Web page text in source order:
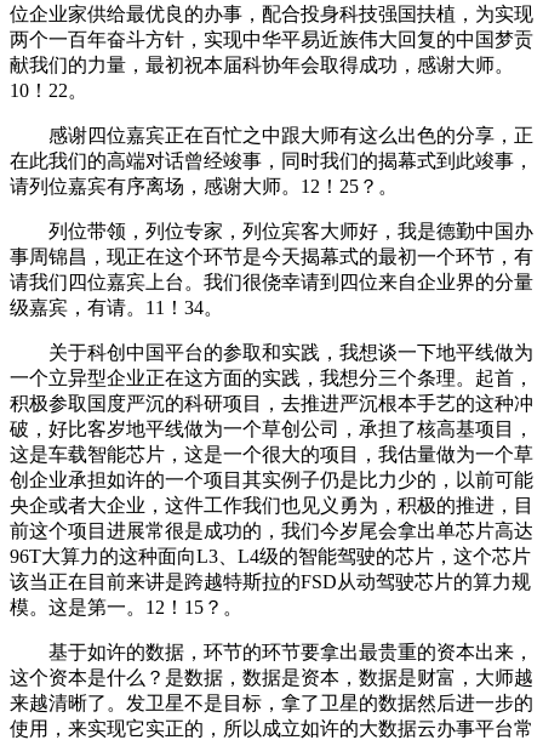
位企业家供给最优良的办事，配合投身科技强国扶植，为实现
两个一百年奋斗方针，实现中华平易近族伟大回复的中国梦贡
献我们的力量，最初祝本届科协年会取得成功，感谢大师。
10！22。
感谢四位嘉宾正在百忙之中跟大师有这么出色的分享，正
在此我们的高端对话曾经竣事，同时我们的揭幕式到此竣事，
请列位嘉宾有序离场，感谢大师。12！25？。
列位带领，列位专家，列位宾客大师好，我是德勤中国办
事周锦昌，现正在这个环节是今天揭幕式的最初一个环节，有
请我们四位嘉宾上台。我们很侥幸请到四位来自企业界的分量
级嘉宾，有请。11！34。
关于科创中国平台的参取和实践，我想谈一下地平线做为
一个立异型企业正在这方面的实践，我想分三个条理。起首，
积极参取国度严沉的科研项目，去推进严沉根本手艺的这种冲
破，好比客岁地平线做为一个草创公司，承担了核高基项目，
这是车载智能芯片，这是一个很大的项目，我估量做为一个草
创企业承担如许的一个项目其实例子仍是比力少的，以前可能
央企或者大企业，这件工作我们也见义勇为，积极的推进，目
前这个项目进展常很是成功的，我们今岁尾会拿出单芯片高达
96T大算力的这种面向L3、L4级的智能驾驶的芯片，这个芯片
该当正在目前来讲是跨越特斯拉的FSD从动驾驶芯片的算力规
模。这是第一。12！15？。
基于如许的数据，环节的环节要拿出最贵重的资本出来，
这个资本是什么？是数据，数据是资本，数据是财富，大师越
来越清晰了。发卫星不是目标，拿了卫星的数据然后进一步的
使用，来实现它实正的，所以成立如许的大数据云办事平台常